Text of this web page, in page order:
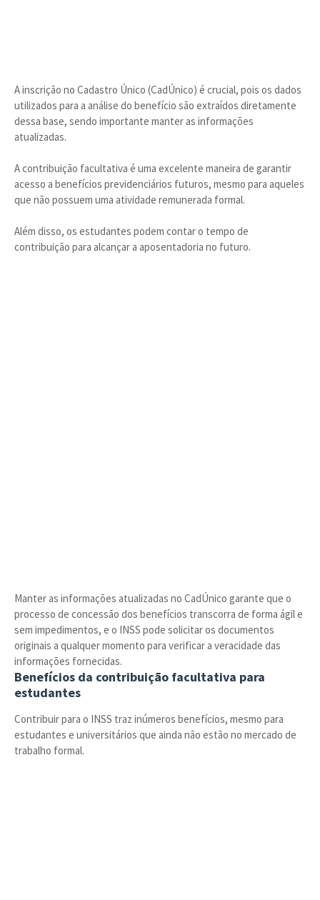
A inscrição no Cadastro Único (CadÚnico) é crucial, pois os dados
utilizados para a análise do benefício são extraídos diretamente
dessa base, sendo importante manter as informações
atualizadas.
A contribuição facultativa é uma excelente maneira de garantir
acesso a benefícios previdenciários futuros, mesmo para aqueles
que não possuem uma atividade remunerada formal.
Além disso, os estudantes podem contar o tempo de
contribuição para alcançar a aposentadoria no futuro.
Manter as informações atualizadas no CadÚnico garante que o
processo de concessão dos benefícios transcorra de forma ágil e
sem impedimentos, e o INSS pode solicitar os documentos
originais a qualquer momento para verificar a veracidade das
informações fornecidas.
Benefícios da contribuição facultativa para
estudantes
Contribuir para o INSS traz inúmeros benefícios, mesmo para
estudantes e universitários que ainda não estão no mercado de
trabalho formal.